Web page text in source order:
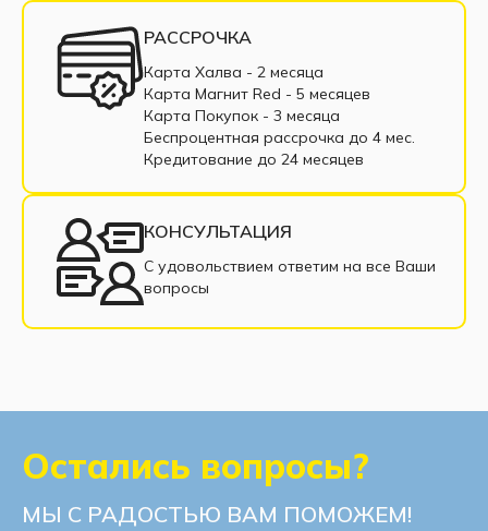
РАССРОЧКА
Карта Халва - 2 месяца
Карта Магнит Red - 5 месяцев
Карта Покупок - 3 месяца
Беспроцентная рассрочка до 4 мес.
Кредитование до 24 месяцев
КОНСУЛЬТАЦИЯ
С удовольствием ответим на все Ваши
вопросы
Остались вопросы?
МЫ С РАДОСТЬЮ ВАМ ПОМОЖЕМ!